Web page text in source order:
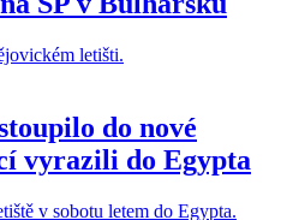
do nové
vyrazili do Egypta